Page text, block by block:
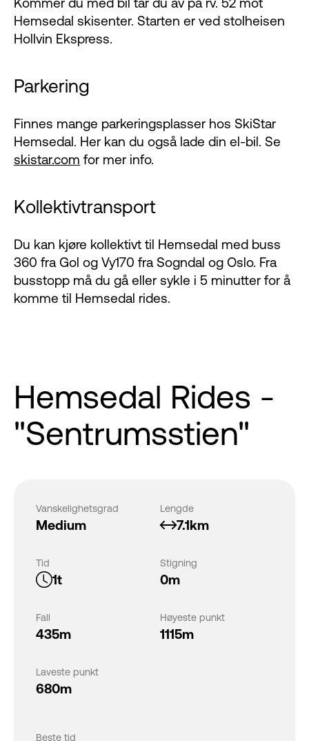
Hemsedal skisenter. Starten er ved stolheisen
Hollvin Ekspress.
Parkering
Finnes mange parkeringsplasser hos SkiStar
Hemsedal. Her kan du også lade din el-bil. Se
skistar.com for mer info.
Kollektivtransport
Du kan kjøre kollektivt til Hemsedal med buss
360 fra Gol og Vy170 fra Sogndal og Oslo. Fra
busstopp må du gå eller sykle i 5 minutter for å
komme til Hemsedal rides.
Hemsedal Rides -
"Sentrumsstien"
Vanskelighetsgrad
Medium
Lengde
7.1km
Tid
1t
Stigning
0m
Fall
435m
Høyeste punkt
1115m
Laveste punkt
680m
Beste tid